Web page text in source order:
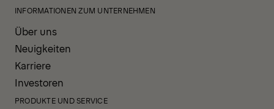
INFORMATIONEN ZUM UNTERNEHMEN
Über uns
Neuigkeiten
Karriere
Investoren
PRODUKTE UND SERVICE